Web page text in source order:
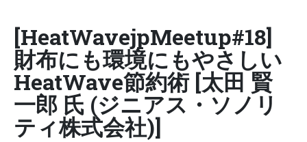
[HeatWavejpMeetup#18]
財布にも環境にもやさしい
HeatWave節約術 [太田 賢
一郎 氏 (ジニアス・ソノリ
ティ株式会社)]